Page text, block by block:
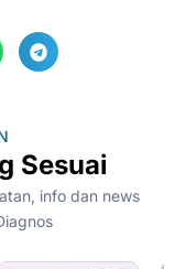
Sesuai
info dan news